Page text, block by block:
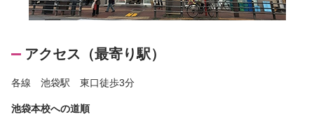
アクセス（最寄り駅）
各線 池袋駅 東口徒歩3分
池袋本校への道順